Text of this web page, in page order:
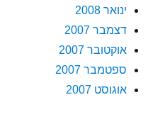
ינואר 2008
דצמבר 2007
אוקטובר 2007
ספטמבר 2007
אוגוסט 2007